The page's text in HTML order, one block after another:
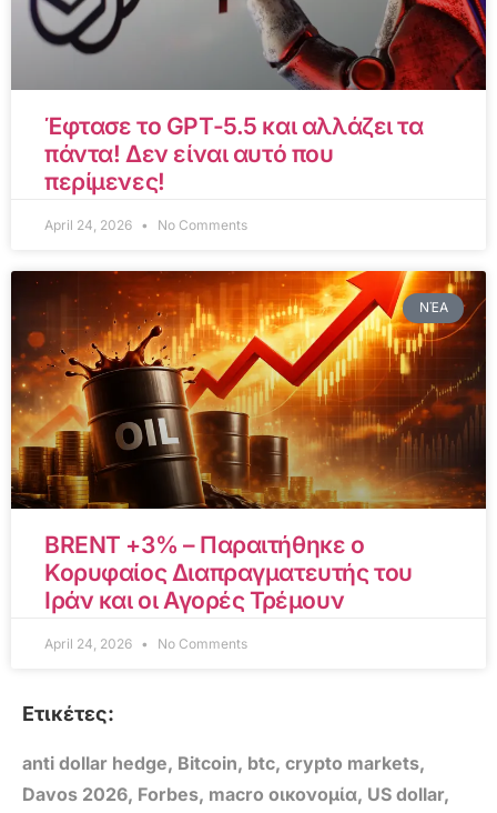
Έφτασε το GPT-5.5 και αλλάζει τα
πάντα! Δεν είναι αυτό που
περίμενες!
April 24, 2026 No Comments
ΝΈΑ
BRENT +3% – Παραιτήθηκε ο
Κορυφαίος Διαπραγματευτής του
Ιράν και οι Αγορές Τρέμουν
April 24, 2026 No Comments
Ετικέτες:
anti dollar hedge, Bitcoin, btc, crypto markets,
Davos 2026, Forbes, macro οικονομία, US dollar,